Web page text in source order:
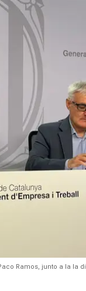
Ramos, junto a la la